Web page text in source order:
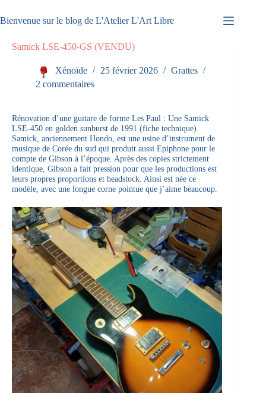
au
contenu
Bienvenue sur le blog de L'Atelier L'Art Libre
Samick LSE-450-GS (VENDU)
Xénoïde 25 février 2026
Grattes
2 commentaires
Rénovation d’une guitare de forme Les Paul : Une Samick
LSE-450 en golden sunburst de 1991 (fiche technique).
Samick, anciennement Hondo, est une usine d’instrument de
musique de Corée du sud qui produit aussi Epiphone pour le
compte de Gibson à l’époque. Après des copies strictement
identique, Gibson a fait pression pour que les productions est
leurs propres proportions et headstock. Ainsi est née ce
modèle, avec une longue corne pointue que j’aime beaucoup.